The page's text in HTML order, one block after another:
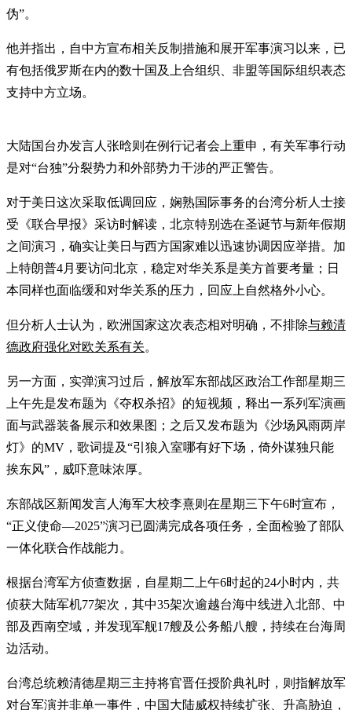
伪”。
他并指出，自中方宣布相关反制措施和展开军事演习以来，已
有包括俄罗斯在内的数十国及上合组织、非盟等国际组织表态
支持中方立场。
大陆国台办发言人张晗则在例行记者会上重申，有关军事行动
是对“台独”分裂势力和外部势力干涉的严正警告。
对于美日这次采取低调回应，娴熟国际事务的台湾分析人士接
受《联合早报》采访时解读，北京特别选在圣诞节与新年假期
之间演习，确实让美日与西方国家难以迅速协调因应举措。加
上特朗普4月要访问北京，稳定对华关系是美方首要考量；日
本同样也面临缓和对华关系的压力，回应上自然格外小心。
但分析人士认为，欧洲国家这次表态相对明确，不排除与赖清
德政府强化对欧关系有关。
另一方面，实弹演习过后，解放军东部战区政治工作部星期三
上午先是发布题为《夺权杀招》的短视频，释出一系列军演画
面与武器装备展示和效果图；之后又发布题为《沙场风雨两岸
灯》的MV，歌词提及“引狼入室哪有好下场，倚外谋独只能
挨东风”，威吓意味浓厚。
东部战区新闻发言人海军大校李熹则在星期三下午6时宣布，
“正义使命—2025”演习已圆满完成各项任务，全面检验了部队
一体化联合作战能力。
根据台湾军方侦查数据，自星期二上午6时起的24小时内，共
侦获大陆军机77架次，其中35架次逾越台海中线进入北部、中
部及西南空域，并发现军舰17艘及公务船八艘，持续在台海周
边活动。
台湾总统赖清德星期三主持将官晋任授阶典礼时，则指解放军
对台军演并非单一事件，中国大陆威权持续扩张、升高胁迫，